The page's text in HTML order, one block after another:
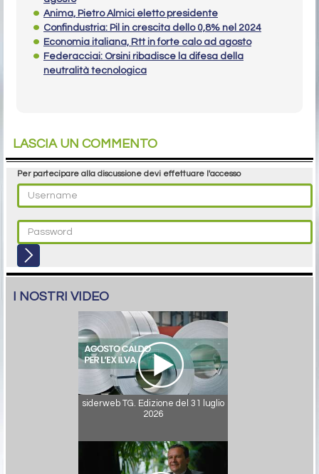
Anima, Pietro Almici eletto presidente
Confindustria: Pil in crescita dello 0,8% nel 2024
Economia italiana, Rtt in forte calo ad agosto
Federacciai: Orsini ribadisce la difesa della
neutralità tecnologica
LASCIA UN COMMENTO
Per partecipare alla discussione devi effettuare l'accesso
I NOSTRI VIDEO
siderweb TG. Edizione del 31 luglio
2026